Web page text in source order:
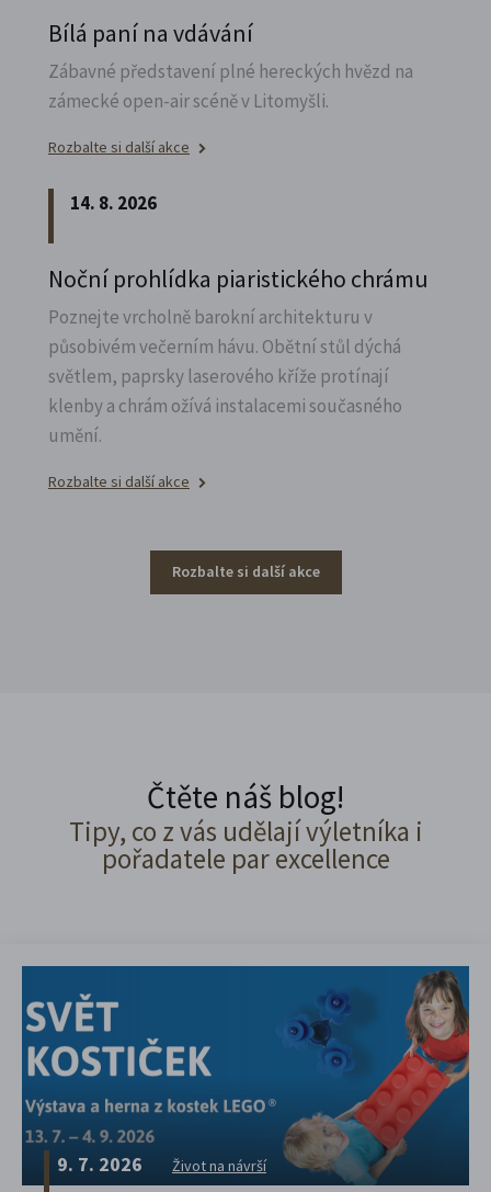
Bílá paní na vdávání
Zábavné představení plné hereckých hvězd na
zámecké open-air scéně v Litomyšli.
Rozbalte si další akce
14. 8. 2026
Noční prohlídka piaristického chrámu
Poznejte vrcholně barokní architekturu v
působivém večerním hávu. Obětní stůl dýchá
světlem, paprsky laserového kříže protínají
klenby a chrám ožívá instalacemi současného
umění.
Rozbalte si další akce
Rozbalte si další akce
Čtěte náš blog!
Tipy, co z vás udělají výletníka i
pořadatele par excellence
9. 7. 2026 Život na návrší